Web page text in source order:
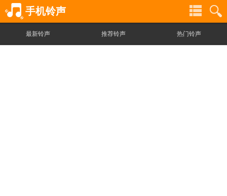
手机铃声
最新铃声 推荐铃声 热门铃声